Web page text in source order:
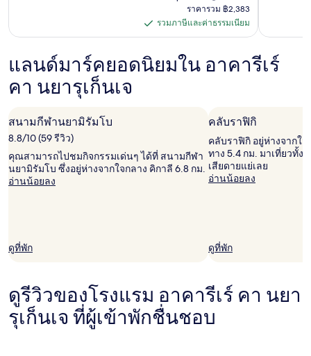
โรงแรม
Anthurium
Residential
อยู่
฿984
เดิม
คือ
เพิ่ม
ราคา
ราคา
รวม
฿2,383
ราคารวม ฿2,383
รวม
และ
รวมภาษีและค่าธรรมเนียม
แลนด์มาร์คยอดนิยมใน อาคารีเร์
คา นยารุเก็นเจ
สนามกีฬานยามิรัมโบ
8.8/10 (59 รีวิว)
คุณสามารถไปชมกิจกรรมเด่นๆ ได้ที่ สนามกีฬา
นยามิรัมโบ ซึ่งอยู่ห่างจากใจกลาง คิกาลี 6.8 กม.
อ่านน้อยลง
ดูที่พัก
คลับราฟิกิ
คลับราฟิกิ อยู่ห่างจากใจ
ทาง 5.4 กม. มาเที่ยวทั้ง
เสียดายแย่เลย
อ่านน้อยลง
ดูที่พัก
ดูรีวิวของโรงแรม อาคารีเร์ คา นยา
รุเก็นเจ ที่ผู้เข้าพักชื่นชอบ